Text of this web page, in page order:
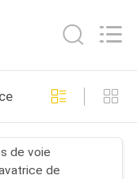
855
de voie
de